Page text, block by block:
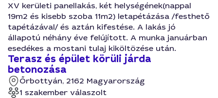
XV kerületi panellakás, két helységének(nappal
19m2 és kisebb szoba 11m2) letapétázása /festhető
tapétázával/ és aztán kifestése. A lakás jó
állapotú néhány éve felújított. A munka januárban
esedékes a mostani tulaj kiköltözése után.
Terasz és épület körüli járda
betonozása
Őrbottyán, 2162 Magyarország
1 szakember válaszolt